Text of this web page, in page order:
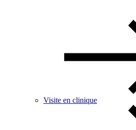
Visite en clinique